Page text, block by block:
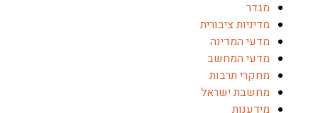
מדיניות ציבורית
מדעי המדינה
מדעי המחשב
מחקרי תרבות
מחשבת ישראל
מידענות